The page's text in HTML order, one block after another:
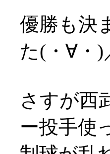
優勝も決
た(・∀・)
さすが西
ー投手使